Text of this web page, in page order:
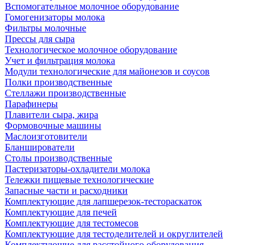
Вспомогательное молочное оборудование
Гомогенизаторы молока
Фильтры молочные
Прессы для сыра
Технологическое молочное оборудование
Учет и фильтрация молока
Модули технологические для майонезов и соусов
Полки производственные
Стеллажи производственные
Парафинеры
Плавители сыра, жира
Формовочные машины
Маслоизготовители
Бланширователи
Столы производственные
Пастеризаторы-охладители молока
Тележки пищевые технологические
Запасные части и расходники
Комплектующие для лапшерезок-тестораскаток
Комплектующие для печей
Комплектующие для тестомесов
Комплектующие для тестоделителей и округлителей